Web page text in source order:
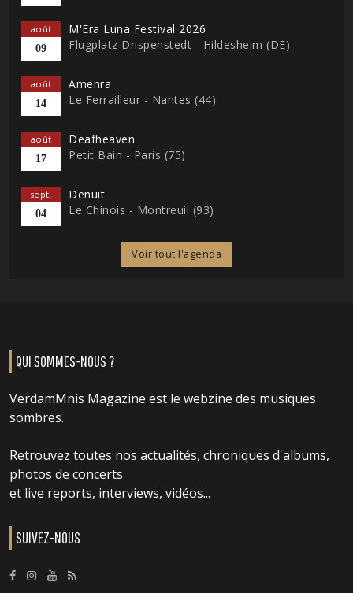
août
09
M'Era Luna Festival 2026
Flugplatz Drispenstedt - Hildesheim (DE)
août
14
Amenra
Le Ferrailleur - Nantes (44)
août
17
Deafheaven
Petit Bain - Paris (75)
sept.
04
Denuit
Le Chinois - Montreuil (93)
Voir tout l'agenda
QUI SOMMES-NOUS ?
VerdamMnis Magazine est le webzine des musiques
sombres.
Retrouvez toutes nos actualités, chroniques d'albums,
photos de concerts
et live reports, interviews, vidéos...
SUIVEZ-NOUS